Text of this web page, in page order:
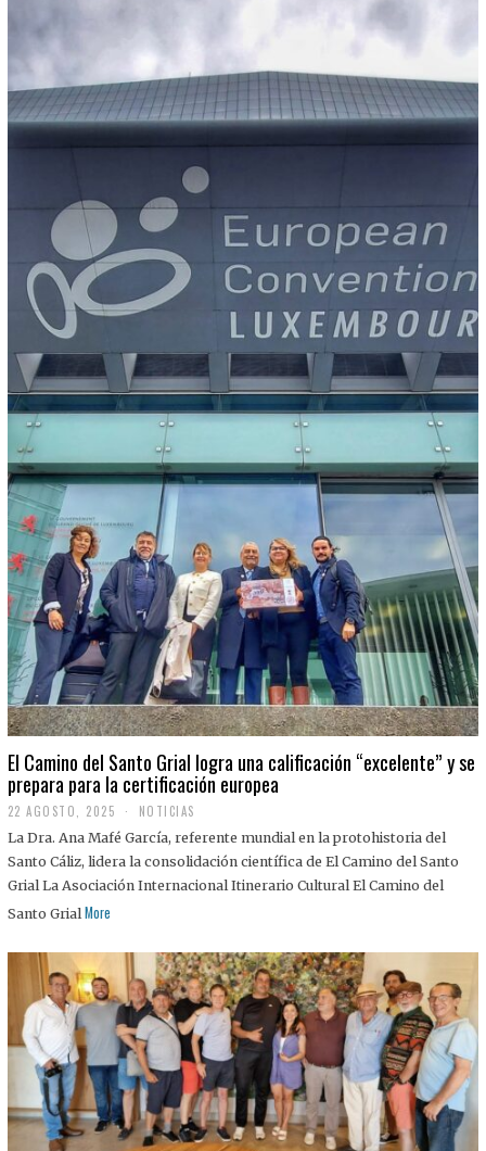
El Camino del Santo Grial logra una calificación “excelente” y se
prepara para la certificación europea
22 AGOSTO, 2025
2
A
G
O
S
2
5
NOTICIAS
La Dra. Ana Mafé García, referente mundial en la protohistoria del
Santo Cáliz, lidera la consolidación científica de El Camino del Santo
Grial La Asociación Internacional Itinerario Cultural El Camino del
Santo Grial More